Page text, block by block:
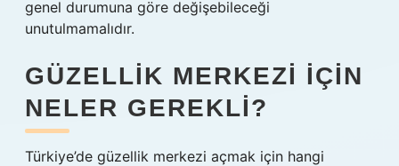
genel durumuna göre değişebileceği
unutulmamalıdır.
GÜZELLIK MERKEZI IÇIN
NELER GEREKLI?
Türkiye’de güzellik merkezi açmak için hangi